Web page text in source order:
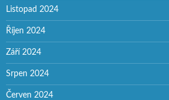
Listopad 2024
Říjen 2024
Září 2024
Srpen 2024
Červen 2024